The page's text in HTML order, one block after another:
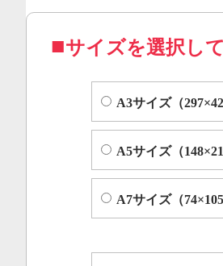
サイズを選択し
A3サイズ（
A5サイズ（
A7サイズ（